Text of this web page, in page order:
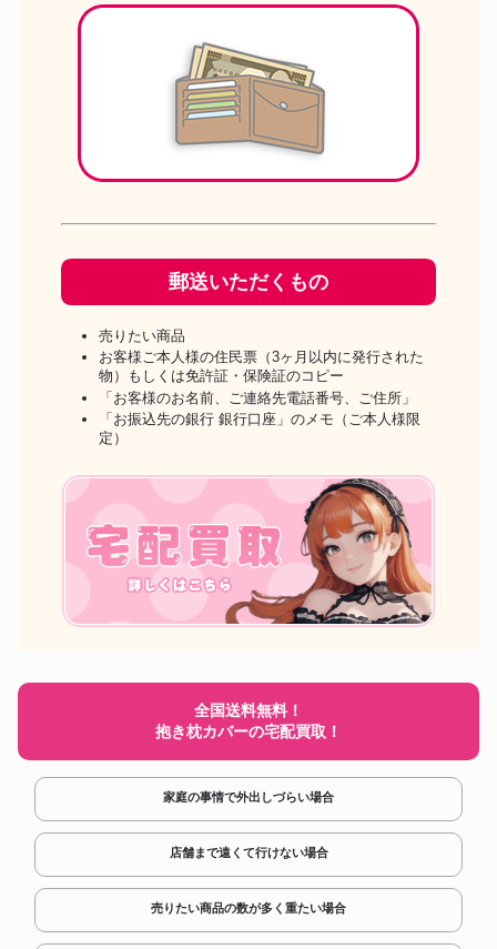
郵送いただくもの
売りたい商品
お客様ご本人様の住民票（3ヶ月以内に発行された
物）もしくは免許証・保険証のコピー
「お客様のお名前、ご連絡先電話番号、ご住所」
「お振込先の銀行 銀行口座」のメモ（ご本人様限
定）
全国送料無料！
抱き枕カバーの宅配買取！
家庭の事情で外出しづらい場合
店舗まで遠くて行けない場合
売りたい商品の数が多く重たい場合